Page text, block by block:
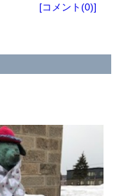
[コメント(0)]